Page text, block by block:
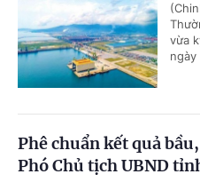
vừa
Phê chuẩn kết quả
Phó Chủ tịch UBND